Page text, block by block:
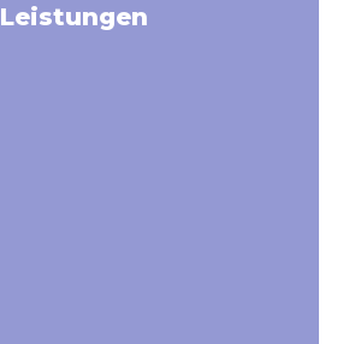
Leistungen